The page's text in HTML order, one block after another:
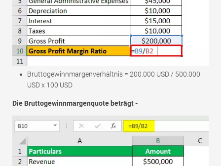
Bruttogewinnmargenverhältnis = 200.000 USD / 500.000
USD x 100 USD
Die Bruttogewinnmargenquote beträgt -